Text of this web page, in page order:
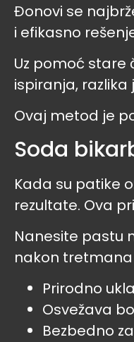
Đonovi se
i efikasno
Uz pomoć stare
ispiranja,
Ovaj metod je
Soda
Kada su patike
rezultate. Ova
Nanesite pastu
nakon tretmana
Prirodno
Osvežava
Bezbedno